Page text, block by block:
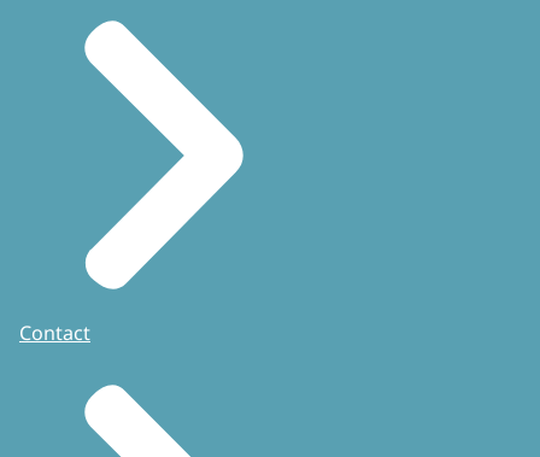
Contact